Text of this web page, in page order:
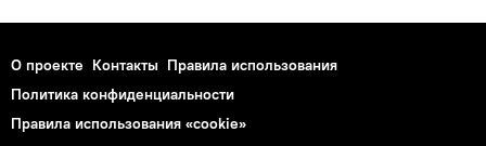
О проекте Контакты Правила использования
Политика конфиденциальности
Правила использования «cookie»